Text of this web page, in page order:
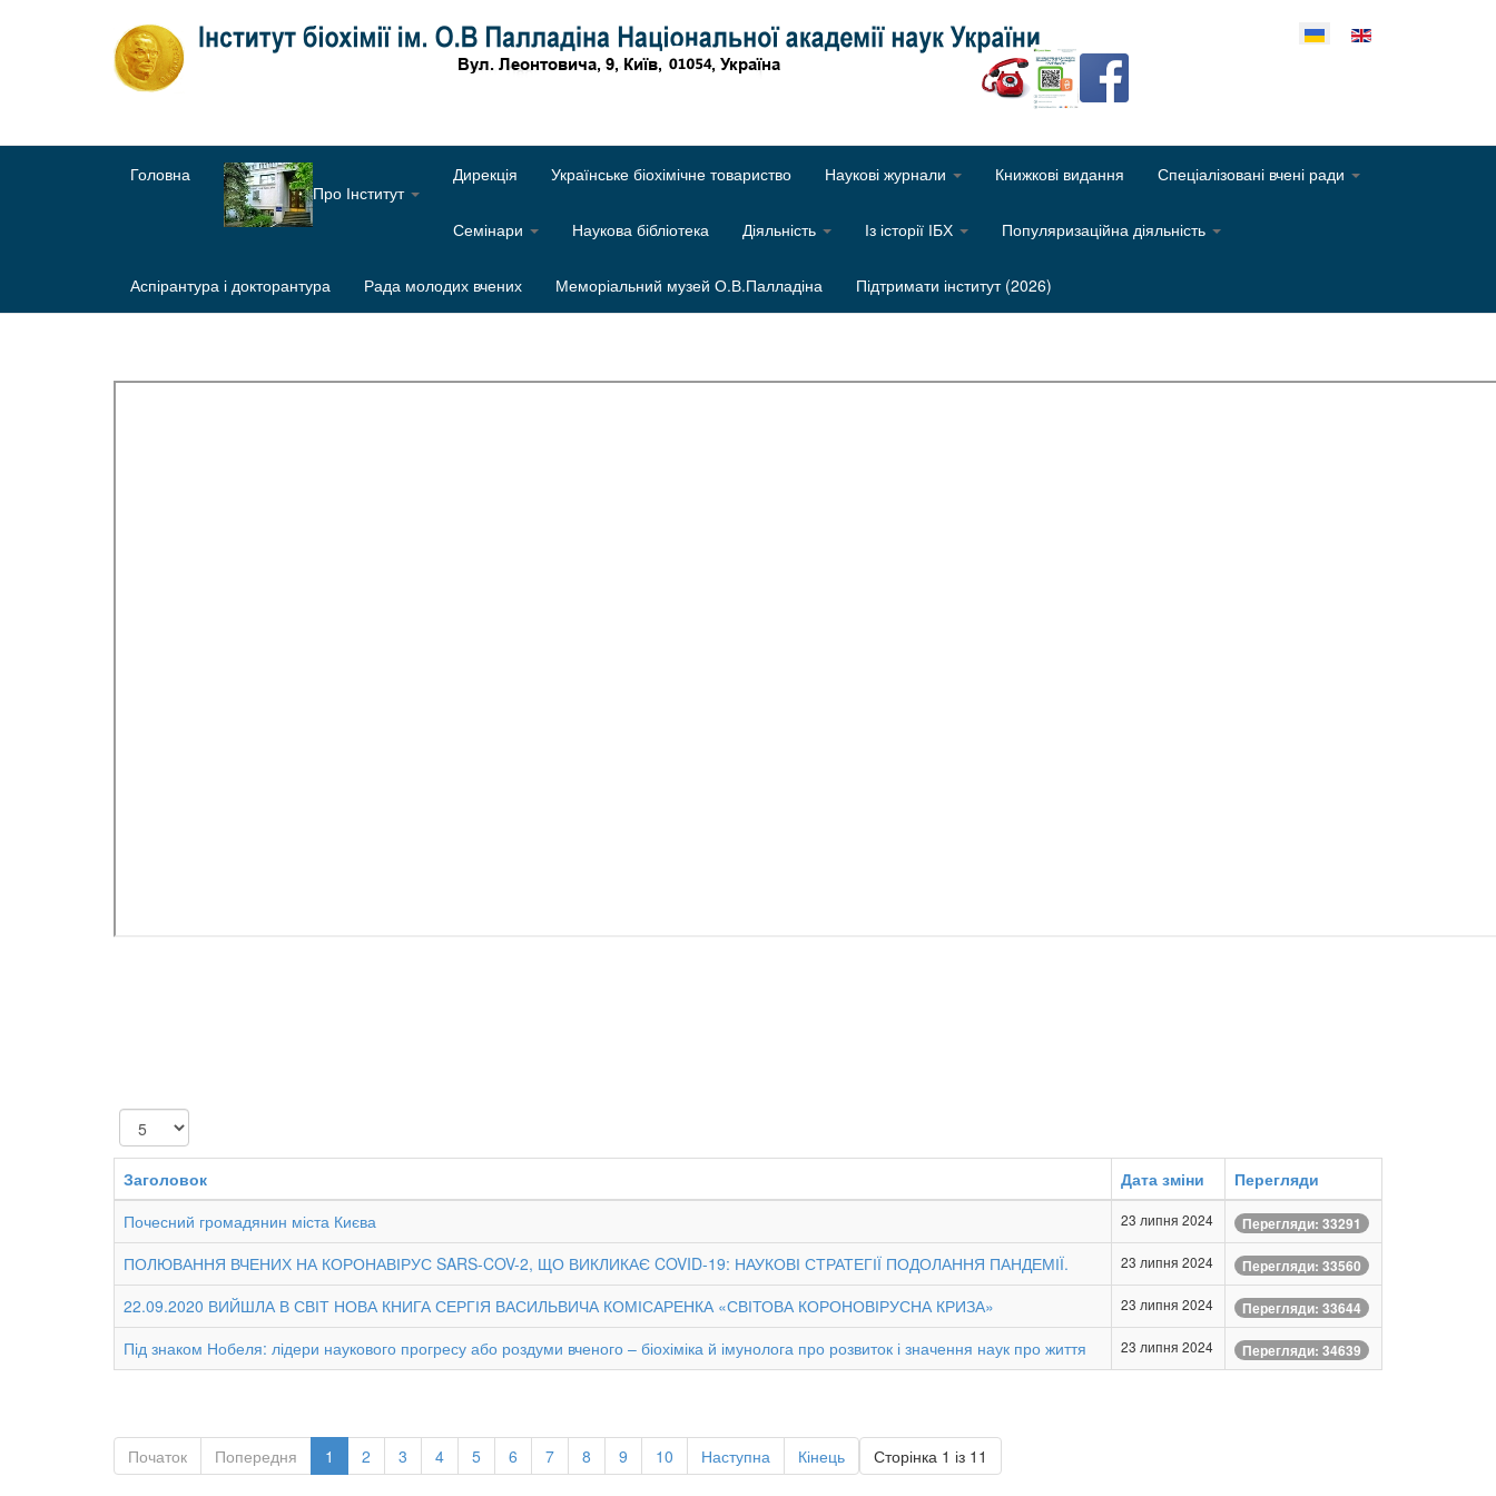
Оберіть свою мову
Головна
Про Інститут
Дирекція Українське біохімічне товариство Наукові журнали Книжкові видання Спеціалізовані вчені ради
Семінари Наукова бібліотека Діяльність Із історії ІБХ Популяризаційна діяльність
Аспірантура і докторантура Рада молодих вчених Меморіальний музей О.В.Палладіна Підтримати інститут (2026)
Показувати
Заголовок Дата зміни
Перегляди
Почесний громадянин міста Києва
23 липня 2024 Перегляди: 33291
ПОЛЮВАННЯ ВЧЕНИХ НА КОРОНАВІРУС SARS-COV-2, ЩО ВИКЛИКАЄ COVID-19: НАУКОВІ СТРАТЕГІЇ ПОДОЛАННЯ ПАНДЕМІЇ. 23 липня 2024 Перегляди: 33560
22.09.2020 ВИЙШЛА В СВІТ НОВА КНИГА СЕРГІЯ ВАСИЛЬВИЧА КОМІСАРЕНКА «СВІТОВА КОРОНОВІРУСНА КРИЗА» 23 липня 2024 Перегляди: 33644
Під знаком Нобеля: лідери наукового прогресу або роздуми вченого – біохіміка й імунолога про розвиток і значення наук про життя 23 липня 2024 Перегляди: 34639
Сторінка 1 із 11
Початок Попередня 1 2 3 4 5 6 7 8 9 10 Наступна Кінець